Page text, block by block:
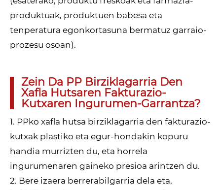
produktuak, produktuen babesa eta
tenperatura egonkortasuna bermatuz garraio-
prozesu osoan).
Zein Da PP Birziklagarria Den
Xafla Hutsaren Fakturazio-
Kutxaren Ingurumen-Garrantza?
1. PPko xafla hutsa birziklagarria den fakturazio-
kutxak plastiko eta egur-hondakin kopuru
handia murrizten du, eta horrela
ingurumenaren gaineko presioa arintzen du.
2. Bere izaera berrerabilgarria dela eta,